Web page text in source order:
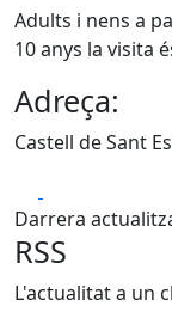
Adults i nens a
10 anys la visita
Adreça:
Castell de Sant
Darrera
RSS
L'actualitat a un